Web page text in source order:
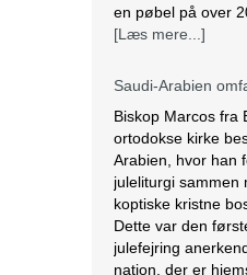
en pøbel på over
[Læs mere...]
Saudi-Arabien
Biskop Marcos fra
ortodokse kirke
Arabien, hvor han
juleliturgi sammen
koptiske kristne
Dette var den
julefejring
nation, der er